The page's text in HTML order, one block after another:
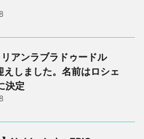
アンラブラドゥードル
えしました。名前はロシェ
決定